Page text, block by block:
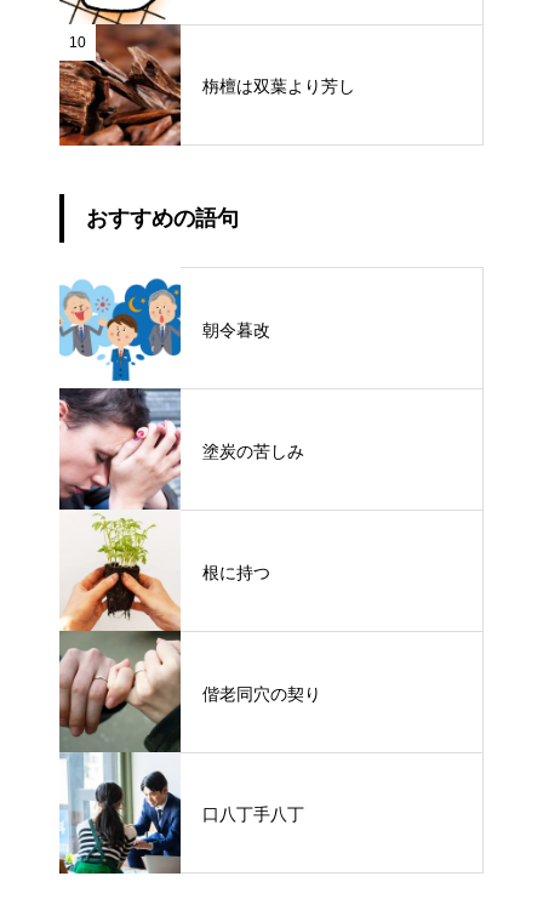
10
栴檀は双葉より芳し
おすすめの語句
朝令暮改
塗炭の苦しみ
根に持つ
偕老同穴の契り
口八丁手八丁